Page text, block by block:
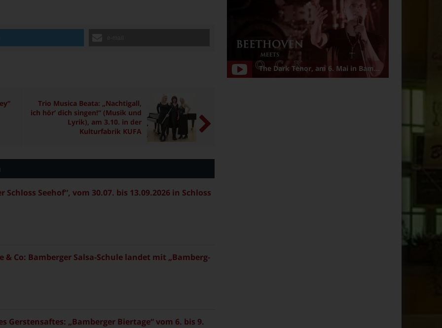
Trio Musica Beata: „Nachtigall,
ich hör‘ dich singen!“ (Musik und
Lyrik), am 3.10. in der
Kulturfabrik KUFA
Seehof“, vom 30.07. bis 13.09.2026 in Schloss
Co: Bamberger Salsa-Schule landet mit „Bamberg-
Gerstensaftes: „Bamberger Biertage“ vom 6. bis 9.
The Dark Tenor, am 6. Mai in Bamberg